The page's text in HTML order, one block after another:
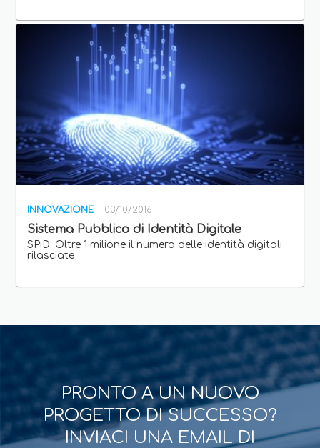
INNOVAZIONE 03/10/2016
Sistema Pubblico di Identità Digitale
SPiD: Oltre 1 milione il numero delle identità digitali
rilasciate
PRONTO A UN NUOVO
PROGETTO DI SUCCESSO?
INVIACI UNA EMAIL DI